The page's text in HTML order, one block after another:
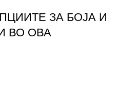
ЗА БОЈА И
ВО ОВА